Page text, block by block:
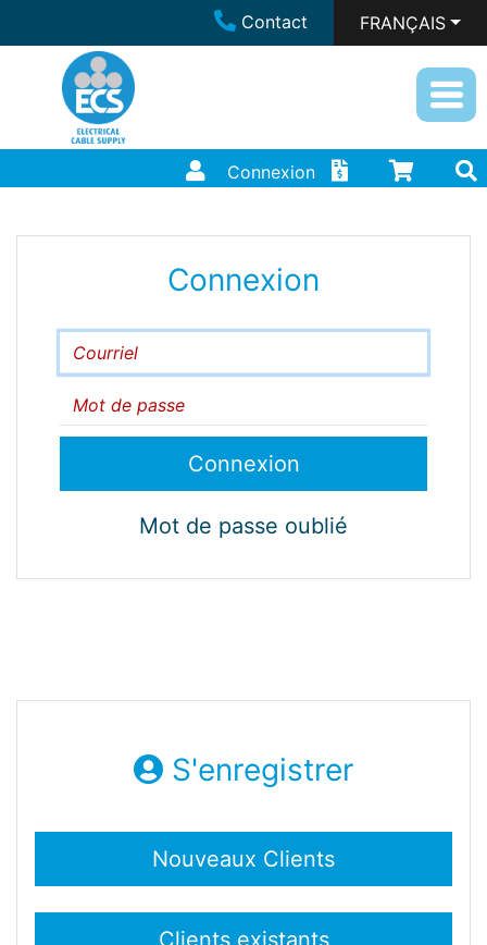
Contact FRANÇAIS
Connexion
Connexion
Courriel
Mot de passe
Mot de passe oublié
S'enregistrer